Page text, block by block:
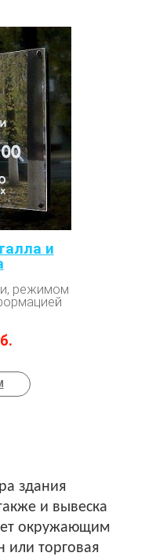
и
режимом
здания
и вывеска
окружающим
или торговая